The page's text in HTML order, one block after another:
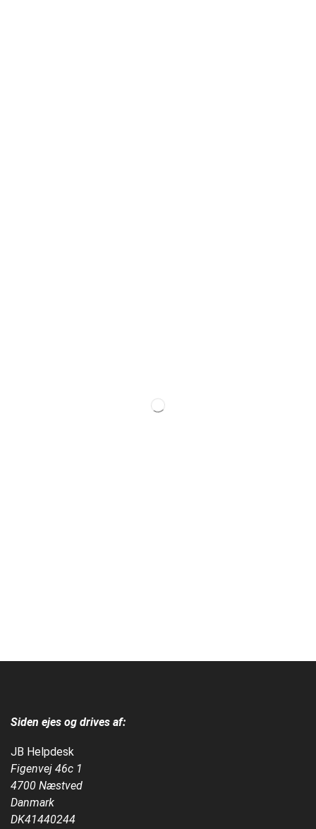
Siden ejes og drives af:
JB Helpdesk
Figenvej 46c 1
4700 Næstved
Danmark
DK41440244